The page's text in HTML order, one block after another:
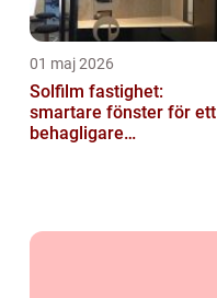
01 maj 2026
Solfilm fastighet:
smartare fönster för ett
behagligare